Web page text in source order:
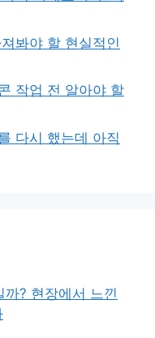
봐야 할 현실적인
작업 전 알아야 할
다시 했는데 아직
? 현장에서 느낀